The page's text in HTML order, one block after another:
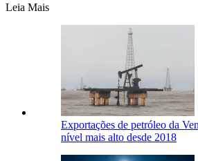
Leia Mais
Exportações de petróleo da
nível mais alto desde 2018